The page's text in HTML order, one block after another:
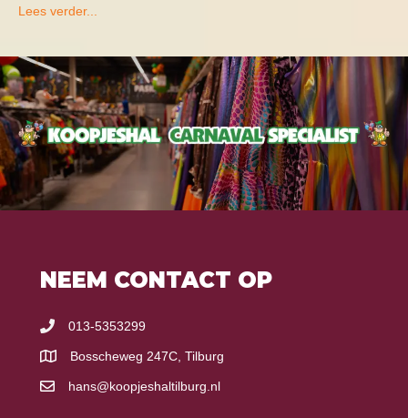
Lees verder...
NEEM CONTACT OP
013-5353299
Bosscheweg 247C, Tilburg
hans@koopjeshaltilburg.nl